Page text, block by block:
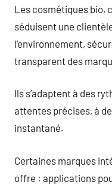
Les cosmétiques bio,
séduisent une
l’environnement,
transparent des
Ils s’adaptent à des
attentes précises, à
instantané.
Certaines marques
offre : applications